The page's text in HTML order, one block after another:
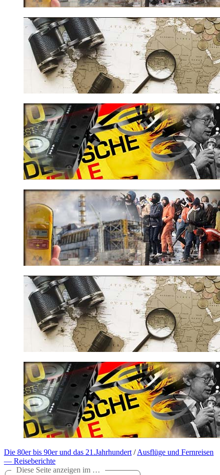
Die 80er bis 90er und das 21.Jahrhundert/Ausflüge und Fernreisen
— Reiseberichte
Diese Seite anzeigen im …